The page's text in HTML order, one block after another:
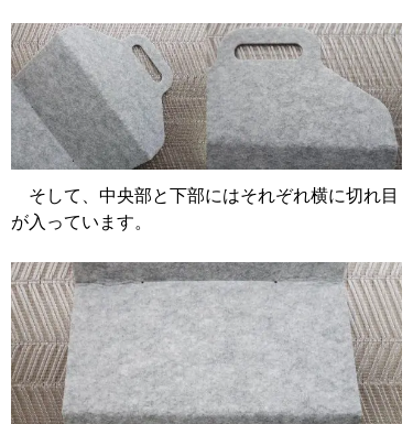
そして、中央部と下部にはそれぞれ横に切れ目
が入っています。